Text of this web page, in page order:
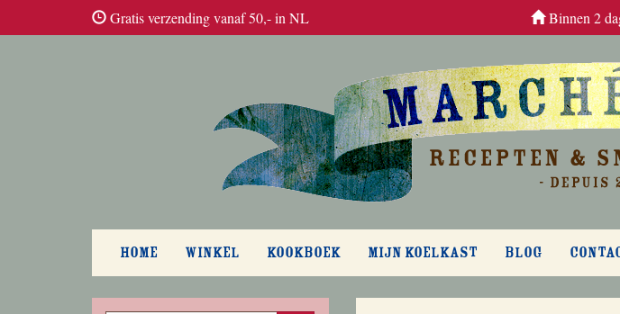
Gratis verzending vanaf 50,- in NL Binnen 2
HOME WINKEL KOOKBOEK MIJN KOELKAST BLOG